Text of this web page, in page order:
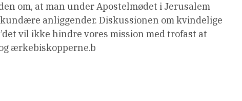
om, at man under Apostelmødet i Jerusalem
anliggender. Diskussionen om kvindelige
vil ikke hindre vores mission med trofast at
ærkebiskopperne.b